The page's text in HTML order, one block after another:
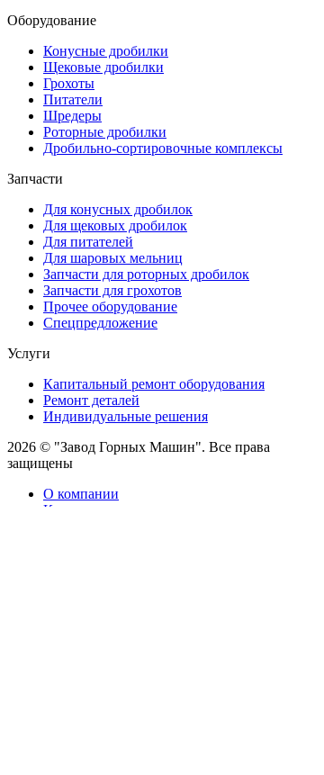
Оборудование
Конусные дробилки
Щековые дробилки
Грохоты
Питатели
Шредеры
Роторные дробилки
Дробильно-сортировочные комплексы
Запчасти
Для конусных дробилок
Для щековых дробилок
Для питателей
Для шаровых мельниц
Запчасти для роторных дробилок
Запчасти для грохотов
Прочее оборудование
Спецпредложение
Услуги
Капитальный ремонт оборудования
Ремонт деталей
Индивидуальные решения
2026 © "Завод Горных Машин". Все права
защищены
О компании
Контакты